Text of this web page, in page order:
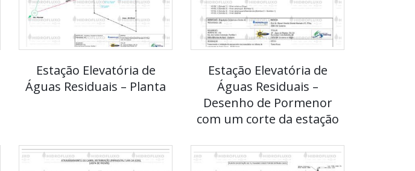
Estação Elevatória de
Águas Residuais – Planta
Estação Elevatória de
Águas Residuais –
Desenho de Pormenor
com um corte da estação